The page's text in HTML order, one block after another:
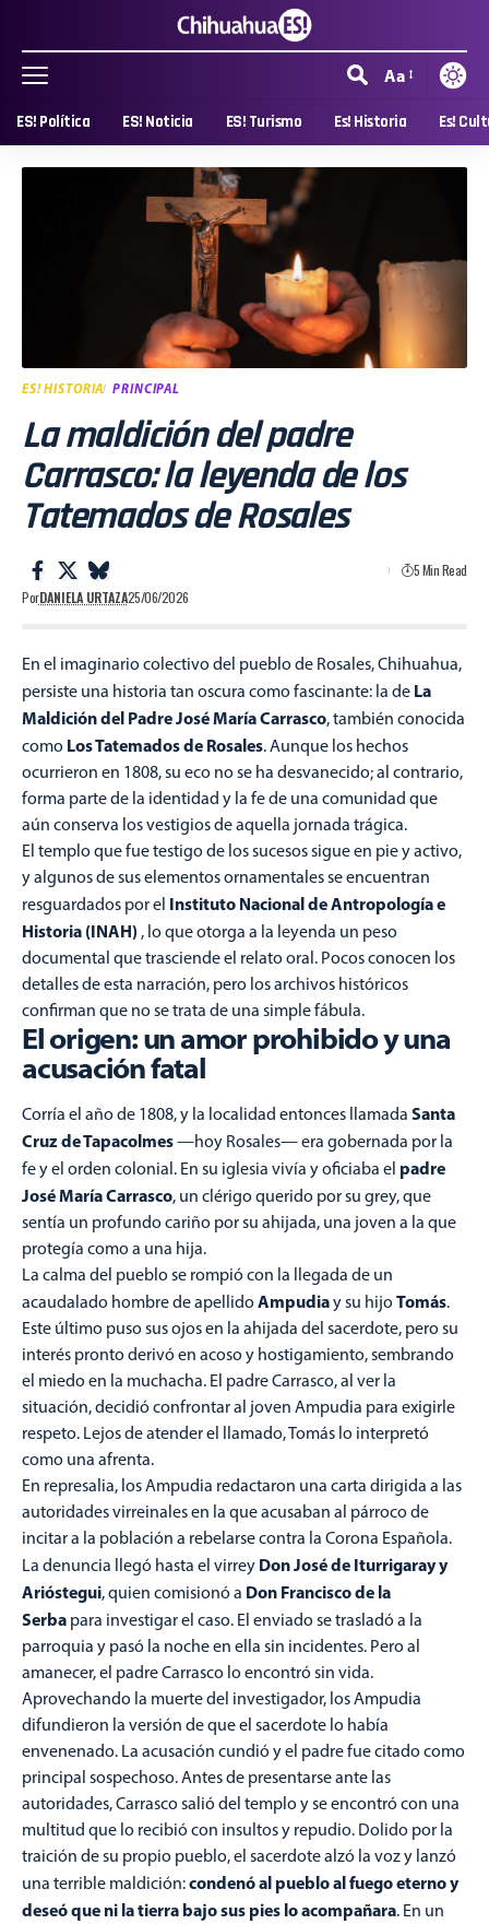
Aa
ES! Política ES! Noticia ES! Turismo Es! Historia Es!
ES! HISTORIA PRINCIPAL
La maldición del padre
Carrasco: la leyenda de los
Tatemados de Rosales
PorDANIELA URTAZA25/06/2026
5 Min Read
En el imaginario colectivo del pueblo de Rosales, Chihuahua,
persiste una historia tan oscura como fascinante: la de La
Maldición del Padre José María Carrasco, también conocida
como Los Tatemados de Rosales. Aunque los hechos
ocurrieron en 1808, su eco no se ha desvanecido; al contrario,
forma parte de la identidad y la fe de una comunidad que
aún conserva los vestigios de aquella jornada trágica.
El templo que fue testigo de los sucesos sigue en pie y activo,
y algunos de sus elementos ornamentales se encuentran
resguardados por el Instituto Nacional de Antropología e
Historia (INAH) , lo que otorga a la leyenda un peso
documental que trasciende el relato oral. Pocos conocen los
detalles de esta narración, pero los archivos históricos
confirman que no se trata de una simple fábula.
El origen: un amor prohibido y una
acusación fatal
Corría el año de 1808, y la localidad entonces llamada Santa
Cruz de Tapacolmes—hoy Rosales— era gobernada por la
fe y el orden colonial. En su iglesia vivía y oficiaba el padre
José María Carrasco, un clérigo querido por su grey, que
sentía un profundo cariño por su ahijada, una joven a la que
protegía como a una hija.
La calma del pueblo se rompió con la llegada de un
acaudalado hombre de apellido Ampudiay su hijo Tomás.
Este último puso sus ojos en la ahijada del sacerdote, pero su
interés pronto derivó en acoso y hostigamiento, sembrando
el miedo en la muchacha. El padre Carrasco, al ver la
situación, decidió confrontar al joven Ampudia para exigirle
respeto. Lejos de atender el llamado, Tomás lo interpretó
como una afrenta.
En represalia, los Ampudia redactaron una carta dirigida a las
autoridades virreinales en la que acusaban al párroco de
incitar a la población a rebelarse contra la Corona Española.
La denuncia llegó hasta el virrey Don José de Iturrigaray y
Arióstegui, quien comisionó a Don Francisco de la
Serba para investigar el caso. El enviado se trasladó a la
parroquia y pasó la noche en ella sin incidentes. Pero al
amanecer, el padre Carrasco lo encontró sin vida.
Aprovechando la muerte del investigador, los Ampudia
difundieron la versión de que el sacerdote lo había
envenenado. La acusación cundió y el padre fue citado como
principal sospechoso. Antes de presentarse ante las
autoridades, Carrasco salió del templo y se encontró con una
multitud que lo recibió con insultos y repudio. Dolido por la
traición de su propio pueblo, el sacerdote alzó la voz y lanzó
una terrible maldición:condenó al pueblo al fuego eterno y
deseó que ni la tierra bajo sus pies lo acompañara. En un